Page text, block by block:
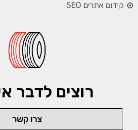
קידום אתרים SEO
רוצים לדבר
צרו קשר